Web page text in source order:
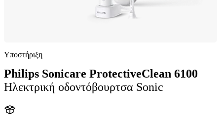
Υποστήριξη
Philips Sonicare ProtectiveClean 6100
Ηλεκτρική οδοντόβουρτσα Sonic